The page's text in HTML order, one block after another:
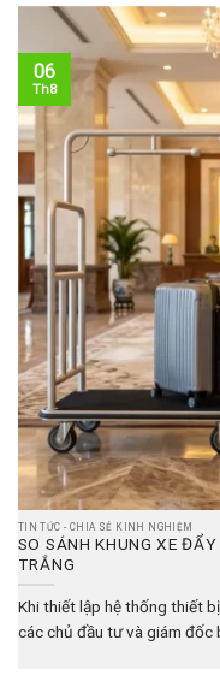
TIN TỨC - CHIA SẺ KINH NGHIỆM
SO SÁNH KHUNG XE
TRẮNG
Khi thiết lập hệ thống thiết
các chủ đầu tư và giám đốc
06
Th8